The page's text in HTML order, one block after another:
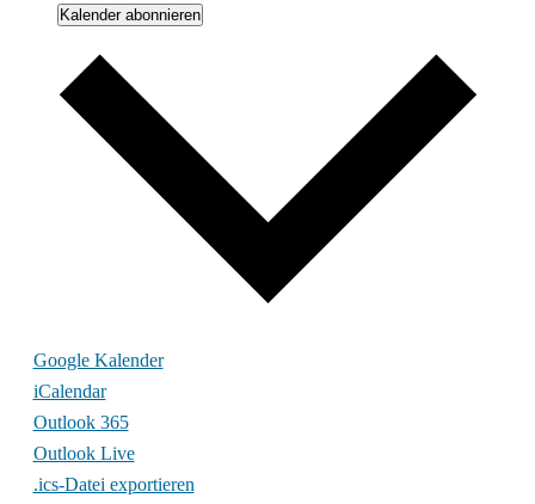
Kalender abonnieren
Google Kalender
iCalendar
Outlook 365
Outlook Live
.ics-Datei exportieren